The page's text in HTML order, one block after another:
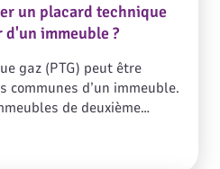
un placard technique
d'un immeuble ?
gaz (PTG) peut être
d’un immeuble.
de deuxième